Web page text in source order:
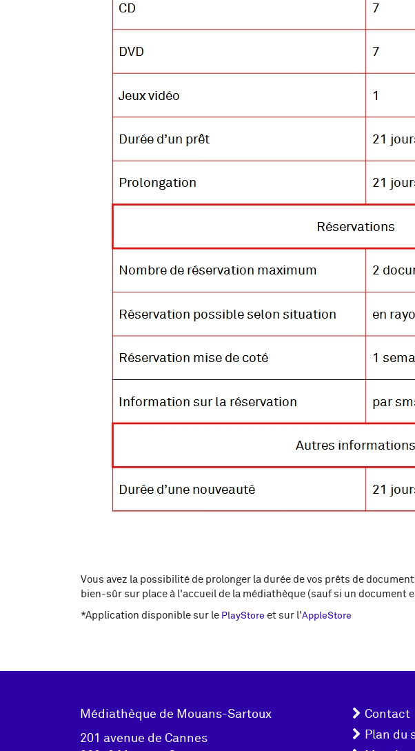
Vous avez la possibilité de prolonger la durée de vos prêts de
bien-sûr sur place à l'accueil de la médiathèque (sauf si un document
*Application disponible sur le PlayStore et sur l'AppleStore
Adresse
pied de
Médiathèque de Mouans-Sartoux
201 avenue de Cannes
Menu
pied
Contact
Plan du